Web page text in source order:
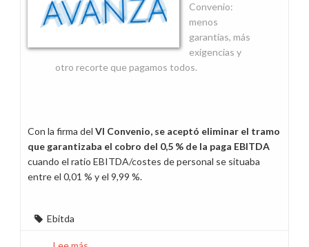
Convenio:
menos
garantías, más
exigencias y
otro recorte que pagamos todos.
Con la firma del VI Convenio, se aceptó eliminar el tramo
que garantizaba el cobro del 0,5 % de la paga EBITDA
cuando el ratio EBITDA/costes de personal se situaba
entre el 0,01 % y el 9,99 %.
Ebitda